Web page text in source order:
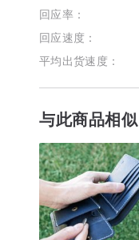
回应率：
回应速度：
平均出货速度：
与此商品相似